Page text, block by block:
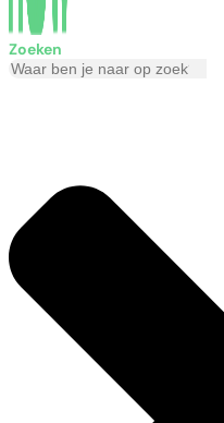
Zoeken